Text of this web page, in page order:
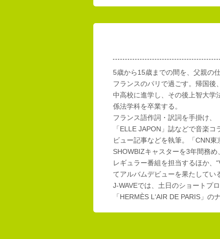
5歳から15歳までの間を、父親の
フランスのパリで過ごす。帰国後
中高校に進学し、その後上智大学
係法学科を卒業する。
フランス語作詞・訳詞を手掛け、
「ELLE JAPON」誌などで音楽コ
ビュー記事などを執筆。「CNN東
SHOWBIZキャスターを3年間務め
レギュラー番組を担当するほか、
てアルバムデビューを果たしてい
J-WAVEでは、土日のショートプ
「HERMÈS L‘AIR DE PARIS」